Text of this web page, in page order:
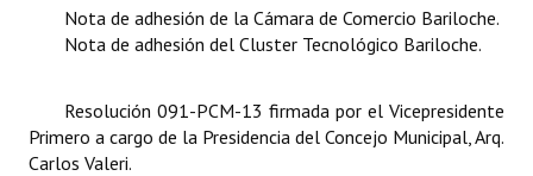
Ejecución Presupuestaria
Actas de Audiencias Públicas
NORMATIVA
Nota de adhesión de la Cámara de Comercio Bariloche.
Nota de adhesión del Cluster Tecnológico Bariloche.
Resolución 091-PCM-13 firmada por el Vicepresidente
Primero a cargo de la Presidencia del Concejo Municipal, Arq.
Carlos Valeri.